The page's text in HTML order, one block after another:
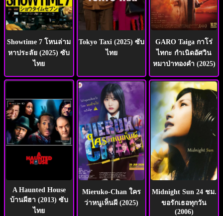
Showtime 7 โหนล่าม
หาประลัย (2025) ซับ
ไทย
Tokyo Taxi (2025) ซับ
ไทย
GARO Taiga กาโร่
ไทกะ กำเนิดอัศวิน
หมาป่าทองคำ (2025)
A Haunted House
บ้านผีฮา (2013) ซับ
ไทย
Mieruko-Chan ใคร
ว่าหนูเห็นผี (2025)
Midnight Sun 24 ชม.
ขอรักเธอทุกวัน
(2006)